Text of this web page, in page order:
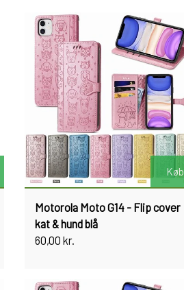
Køb
Motorola Moto G14 - Flip cover
kat & hund blå
60,00 kr.